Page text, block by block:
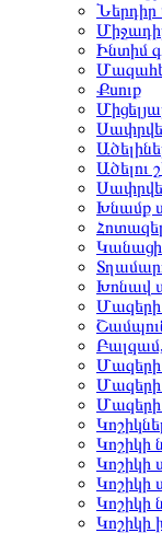
Ներդիր
Ինտիմ
Քսուք
Ածելու
Խնամք
Կանացի
Խոնավ
Բալզամ,
Մազերի
Մազերի
Կոշիկի
Կոշիկի
Կոշիկի
Կոշիկի
Կոշիկի